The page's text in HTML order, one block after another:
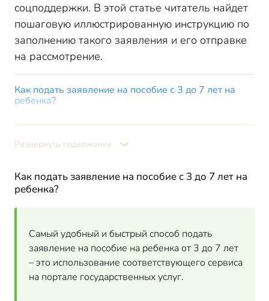
соцподдержки. В этой статье читатель найдет
пошаговую иллюстрированную инструкцию по
заполнению такого заявления и его отправке
на рассмотрение.
Как подать заявление на пособие с 3 до 7 лет на
ребенка?
Проверяем свои расчеты
Сведения о доходах заявителя
Как правильно внести данные свидетельства о браке на
пособие от 3 до 7
Отправка заявления на пособие от 3 до 7
Развернуть содержание
Как подать заявление на пособие с 3 до 7 лет на
ребенка?
Самый удобный и быстрый способ подать
заявление на пособие на ребенка от 3 до 7 лет
– это использование соответствующего сервиса
на портале государственных услуг.